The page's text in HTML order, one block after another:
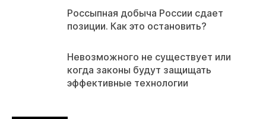
Россыпная добыча России сдает
позиции. Как это остановить?
Невозможного не существует или
когда законы будут защищать
эффективные технологии